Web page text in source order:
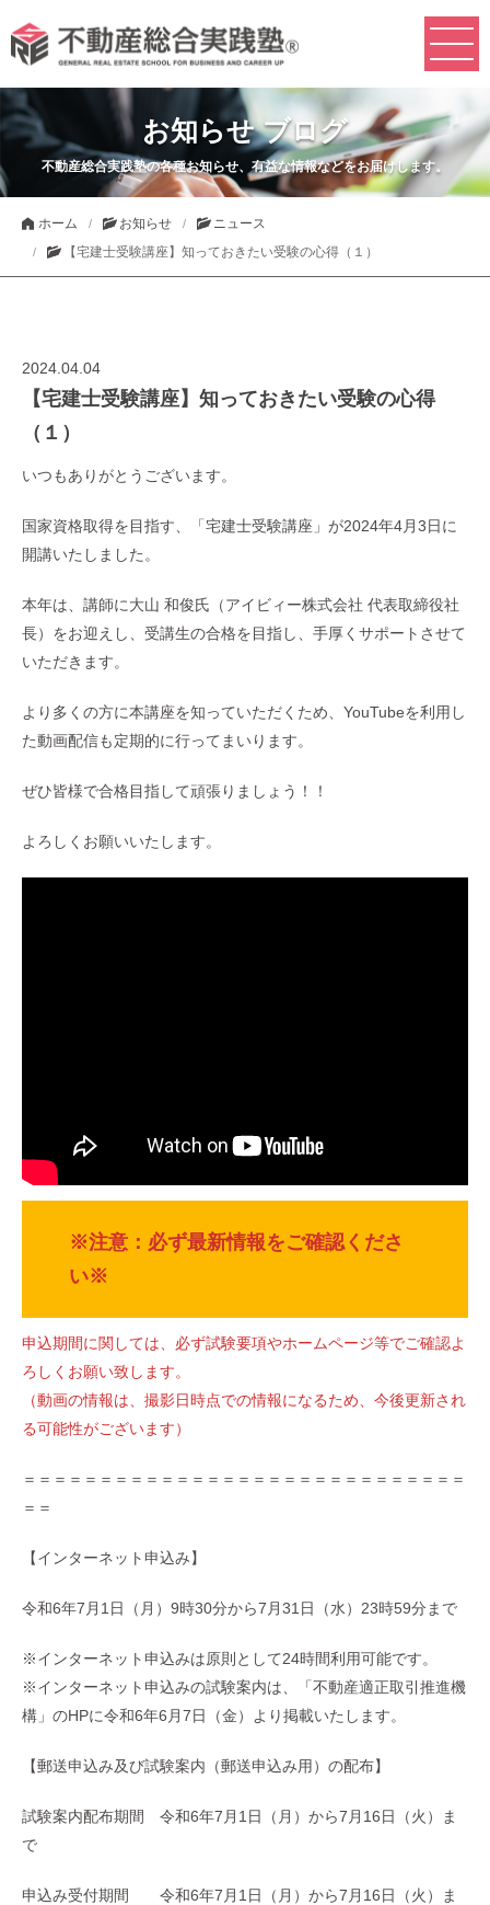
お知らせ ブログ
不動産総合実践塾の各種お知らせ、有益な情報などをお届けします。
ホーム お知らせ
ニュース
【宅建士受験講座】知っておきたい受験の心得（１）
2024.04.04
【宅建士受験講座】知っておきたい受験の心得
（１）
いつもありがとうございます。
国家資格取得を目指す、「宅建士受験講座」が2024年4月3日に
開講いたしました。
本年は、講師に大山 和俊氏（アイビィー株式会社 代表取締役社
長）をお迎えし、受講生の合格を目指し、手厚くサポートさせて
いただきます。
より多くの方に本講座を知っていただくため、YouTubeを利用し
た動画配信も定期的に行ってまいります。
ぜひ皆様で合格目指して頑張りましょう！！
よろしくお願いいたします。
※注意：必ず最新情報をご確認くださ
い※
申込期間に関しては、必ず試験要項やホームページ等でご確認よ
ろしくお願い致します。
（動画の情報は、撮影日時点での情報になるため、今後更新され
る可能性がございます）
＝＝＝＝＝＝＝＝＝＝＝＝＝＝＝＝＝＝＝＝＝＝＝＝＝＝＝＝＝
＝＝
【インターネット申込み】
令和6年7月1日（月）9時30分から7月31日（水）23時59分まで
※インターネット申込みは原則として24時間利用可能です。
※インターネット申込みの試験案内は、「不動産適正取引推進機
構」のHPに令和6年6月7日（金）より掲載いたします。
【郵送申込み及び試験案内（郵送申込み用）の配布】
試験案内配布期間 令和6年7月1日（月）から7月16日（火）ま
で
申込み受付期間 令和6年7月1日（月）から7月16日（火）ま